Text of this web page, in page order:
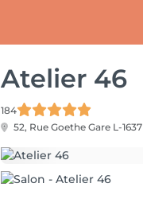
Atelier 46
184
52, Rue Goethe Gare L-1637